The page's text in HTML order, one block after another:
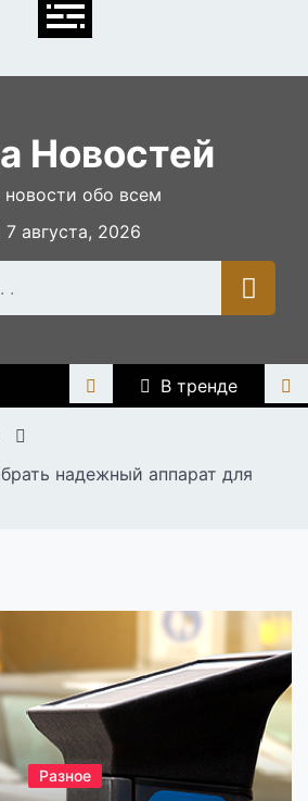
Новостей
новости обо всем
7 августа, 2026
В тренде
надежный аппарат для
Разное